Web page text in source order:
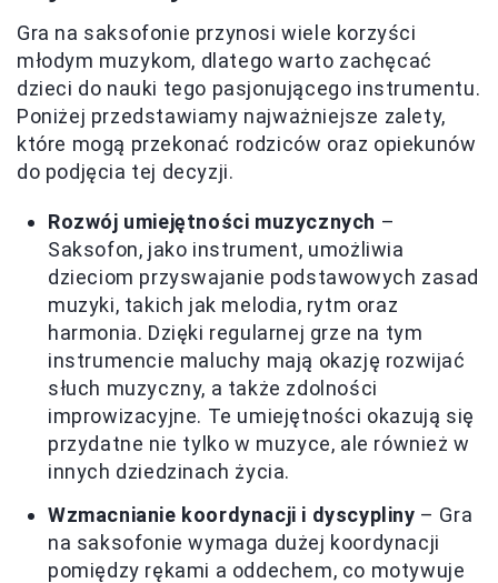
Gra na saksofonie przynosi wiele korzyści
młodym muzykom, dlatego warto zachęcać
dzieci do nauki tego pasjonującego instrumentu.
Poniżej przedstawiamy najważniejsze zalety,
które mogą przekonać rodziców oraz opiekunów
do podjęcia tej decyzji.
Rozwój umiejętności muzycznych –
Saksofon, jako instrument, umożliwia
dzieciom przyswajanie podstawowych zasad
muzyki, takich jak melodia, rytm oraz
harmonia. Dzięki regularnej grze na tym
instrumencie maluchy mają okazję rozwijać
słuch muzyczny, a także zdolności
improwizacyjne. Te umiejętności okazują się
przydatne nie tylko w muzyce, ale również w
innych dziedzinach życia.
Wzmacnianie koordynacji i dyscypliny – Gra
na saksofonie wymaga dużej koordynacji
pomiędzy rękami a oddechem, co motywuje